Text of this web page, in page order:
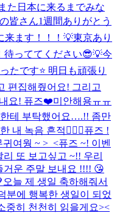
た日本に来るまでみな
皆さん1週間ありがとう
来ます！！！💡東京あり
待っててください😎💡今
たです⭐️ 明日も頑張り
편집해줬어요! 그리고
요! 퓨즈❤️미안해용ㅠㅠ
테 부탁했어요….!! 좀만
내 녹음 흔적❤️‍🔥💦퓨즈 !
여웡 ~ >_<퓨즈 ~! 이벤
또 보고싶고 ~!! 우리
거운 주말 보내요 !!!! 😘
오늘 제 생일 축하해줘서
분에 행복한 생일이 되었
중히 천천히 읽을게요><